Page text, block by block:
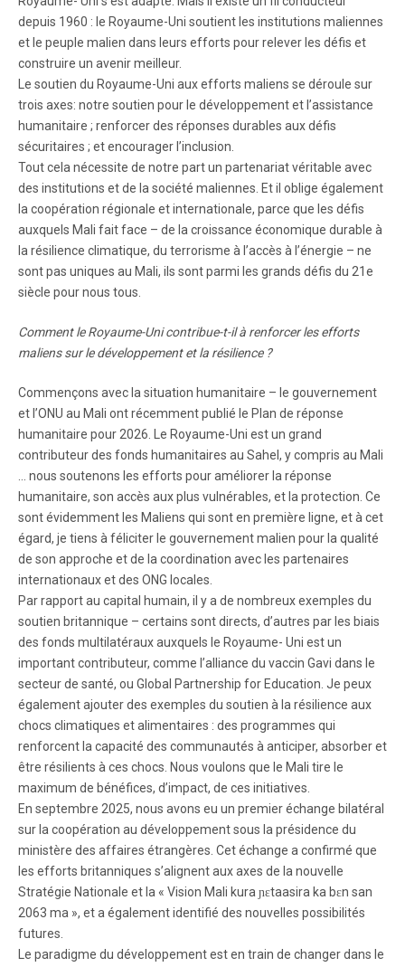
depuis 1960 : le Royaume-Uni soutient les institutions maliennes
et le peuple malien dans leurs efforts pour relever les défis et
construire un avenir meilleur.
Le soutien du Royaume-Uni aux efforts maliens se déroule sur
trois axes: notre soutien pour le développement et l’assistance
humanitaire ; renforcer des réponses durables aux défis
sécuritaires ; et encourager l’inclusion.
Tout cela nécessite de notre part un partenariat véritable avec
des institutions et de la société maliennes. Et il oblige également
la coopération régionale et internationale, parce que les défis
auxquels Mali fait face – de la croissance économique durable à
la résilience climatique, du terrorisme à l’accès à l’énergie – ne
sont pas uniques au Mali, ils sont parmi les grands défis du 21e
siècle pour nous tous.
Comment le Royaume-Uni contribue-t-il à renforcer les efforts
maliens sur le développement et la résilience ?
Commençons avec la situation humanitaire – le gouvernement
et l’ONU au Mali ont récemment publié le Plan de réponse
humanitaire pour 2026. Le Royaume-Uni est un grand
contributeur des fonds humanitaires au Sahel, y compris au Mali
… nous soutenons les efforts pour améliorer la réponse
humanitaire, son accès aux plus vulnérables, et la protection. Ce
sont évidemment les Maliens qui sont en première ligne, et à cet
égard, je tiens à féliciter le gouvernement malien pour la qualité
de son approche et de la coordination avec les partenaires
internationaux et des ONG locales.
Par rapport au capital humain, il y a de nombreux exemples du
soutien britannique – certains sont directs, d’autres par les biais
des fonds multilatéraux auxquels le Royaume- Uni est un
important contributeur, comme l’alliance du vaccin Gavi dans le
secteur de santé, ou Global Partnership for Education. Je peux
également ajouter des exemples du soutien à la résilience aux
chocs climatiques et alimentaires : des programmes qui
renforcent la capacité des communautés à anticiper, absorber et
être résilients à ces chocs. Nous voulons que le Mali tire le
maximum de bénéfices, d’impact, de ces initiatives.
En septembre 2025, nous avons eu un premier échange bilatéral
sur la coopération au développement sous la présidence du
ministère des affaires étrangères. Cet échange a confirmé que
les efforts britanniques s’alignent aux axes de la nouvelle
Stratégie Nationale et la « Vision Mali kura ɲɛtaasira ka bɛn san
2063 ma », et a également identifié des nouvelles possibilités
futures.
Le paradigme du développement est en train de changer dans le